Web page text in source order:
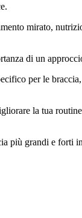
mirato,
di un
per le
la tua
più grandi e forti